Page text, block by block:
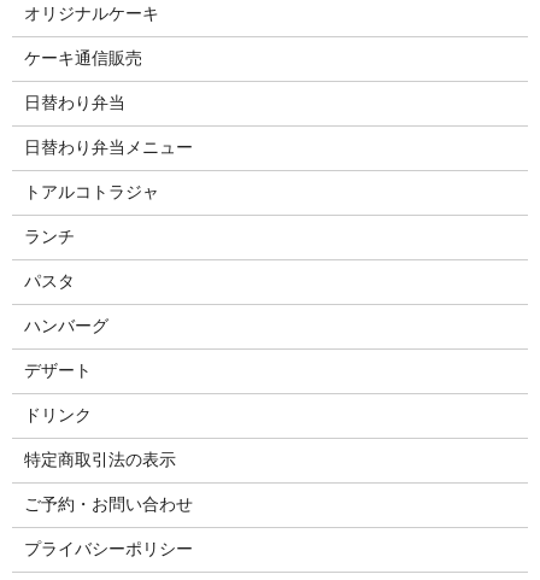
オリジナルケーキ
ケーキ通信販売
日替わり弁当
日替わり弁当メニュー
トアルコトラジャ
ランチ
パスタ
ハンバーグ
デザート
ドリンク
特定商取引法の表示
ご予約・お問い合わせ
プライバシーポリシー